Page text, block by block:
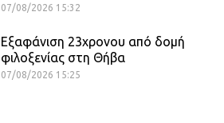
07/08/2026 15:32
Εξαφάνιση 23χρονου από δομή
φιλοξενίας στη Θήβα
07/08/2026 15:25